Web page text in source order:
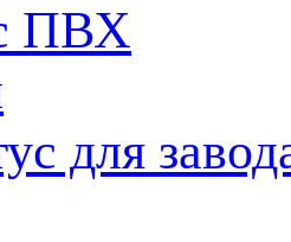
ПВХ
для